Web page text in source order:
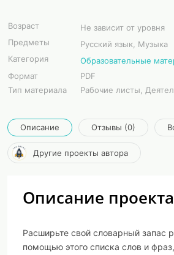
Возраст
Не зависит от уровня
Предметы
Русский язык, Музыка
Категория
Образовательные
Формат
PDF
Тип материала
Рабочие листы,
Описание Отзывы (0)
Другие проекты автора
Описание проекта
Расширьте свой словарный запас
помощью этого списка слов и